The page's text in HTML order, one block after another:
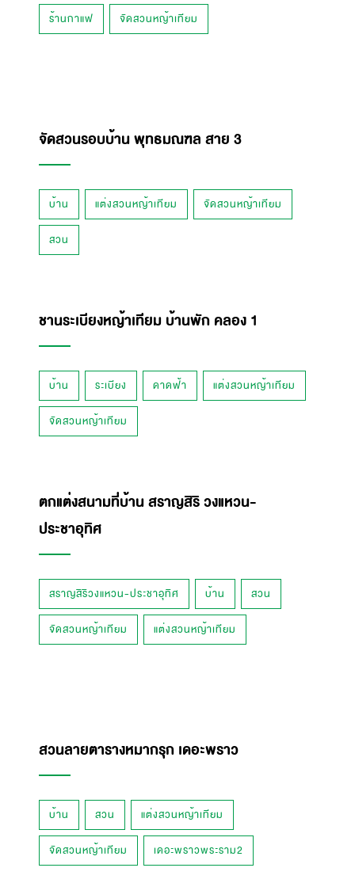
ร้านกาแฟ จัดสวนหญ้าเทียม
จัดสวนรอบบ้าน พุทธมณฑล สาย 3
บ้าน แต่งสวนหญ้าเทียม จัดสวนหญ้าเทียม
สวน
ชานระเบียงหญ้าเทียม บ้านพัก คลอง 1
บ้าน ระเบียง ดาดฟ้า แต่งสวนหญ้าเทียม
จัดสวนหญ้าเทียม
ตกแต่งสนามที่บ้าน สราญสิริ วงแหวน-
ประชาอุทิศ
สราญสิริวงแหวน-ประชาอุทิศ บ้าน สวน
จัดสวนหญ้าเทียม แต่งสวนหญ้าเทียม
สวนลายตารางหมากรุก เดอะพราว
บ้าน สวน แต่งสวนหญ้าเทียม
จัดสวนหญ้าเทียม เดอะพราวพระราม2